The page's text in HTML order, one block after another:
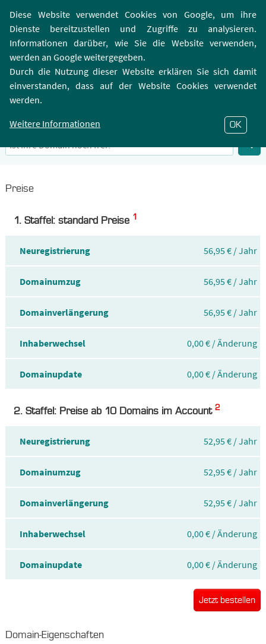
Diese Website verwendet Cookies von Google, um ihre
Dienste bereitzustellen und Zugriffe zu analysieren.
Informationen darüber, wie Sie die Website verwenden,
werden an Google weitergegeben.
Durch die Nutzung dieser Website erklären Sie sich damit
einverstanden, dass auf der Website Cookies verwendet
werden.
Weitere Informationen
OK
.TAX-Domain
Preise
1. Staffel: standard Preise 1
Neuregistrierung 56,95 € / Jahr
Domainumzug 56,95 € / Jahr
Domainverlängerung 56,95 € / Jahr
Inhaberwechsel 0,00 € / Änderung
Domainupdate 0,00 € / Änderung
2. Staffel: Preise ab 10 Domains im Account 2
Neuregistrierung 52,95 € / Jahr
Domainumzug 52,95 € / Jahr
Domainverlängerung 52,95 € / Jahr
Inhaberwechsel 0,00 € / Änderung
Domainupdate 0,00 € / Änderung
Jetzt bestellen
Domain-Eigenschaften